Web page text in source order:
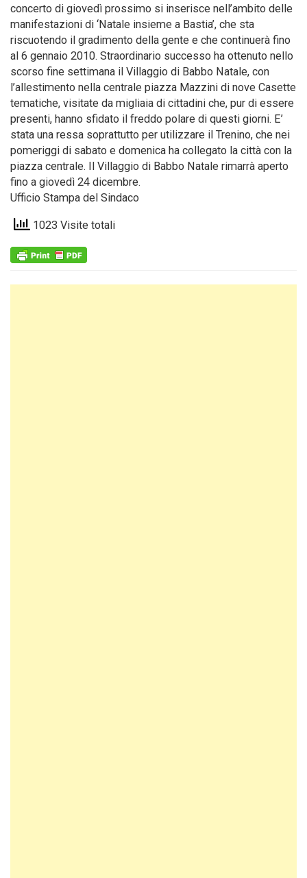
concerto di giovedì prossimo si inserisce nell’ambito delle
manifestazioni di ‘Natale insieme a Bastia’, che sta
riscuotendo il gradimento della gente e che continuerà fino
al 6 gennaio 2010. Straordinario successo ha ottenuto nello
scorso fine settimana il Villaggio di Babbo Natale, con
l’allestimento nella centrale piazza Mazzini di nove Casette
tematiche, visitate da migliaia di cittadini che, pur di essere
presenti, hanno sfidato il freddo polare di questi giorni. E’
stata una ressa soprattutto per utilizzare il Trenino, che nei
pomeriggi di sabato e domenica ha collegato la città con la
piazza centrale. Il Villaggio di Babbo Natale rimarrà aperto
fino a giovedì 24 dicembre.
Ufficio Stampa del Sindaco
1023 Visite totali